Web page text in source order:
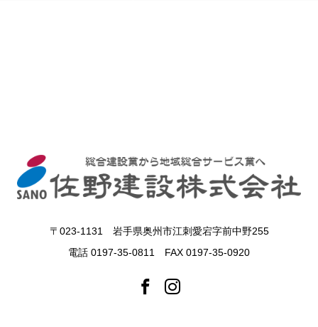
〒023-1131 岩手県奥州市江刺愛宕字前中野255
電話 0197-35-0811 FAX 0197-35-0920